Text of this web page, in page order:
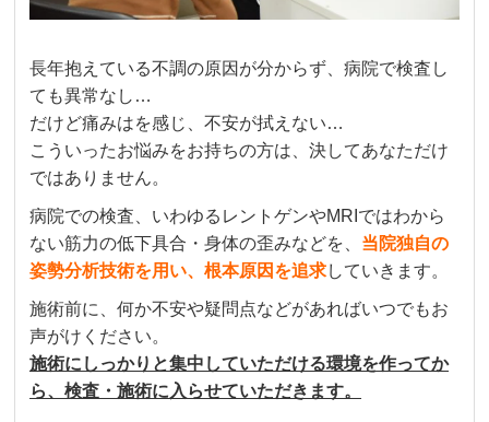
長年抱えている不調の原因が分からず、病院で検査し
ても異常なし…
だけど痛みはを感じ、不安が拭えない…
こういったお悩みをお持ちの方は、決してあなただけ
ではありません。
病院での検査、いわゆるレントゲンやMRIではわから
ない筋力の低下具合・身体の歪みなどを、 当院独自の
姿勢分析技術を用い、根本原因を追求していきます。
施術前に、何か不安や疑問点などがあればいつでもお
声がけください。
施術にしっかりと集中していただける環境を作ってか
ら、検査・施術に入らせていただきます。